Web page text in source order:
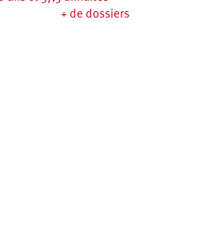
+ de dossiers